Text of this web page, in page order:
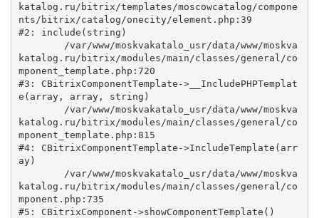
katalog.ru/bitrix/templates/moscowcatalog/compone
nts/bitrix/catalog/onecity/element.php:39
#2: include(string)
katalog.ru/bitrix/modules/main/classes/general/co
mponent_template.php:720
#3: CBitrixComponentTemplate->__IncludePHPTemplat
e(array, array, string)
katalog.ru/bitrix/modules/main/classes/general/co
mponent_template.php:815
#4: CBitrixComponentTemplate->IncludeTemplate(arr
ay)
katalog.ru/bitrix/modules/main/classes/general/co
mponent.php:735
#5: CBitrixComponent->showComponentTemplate()